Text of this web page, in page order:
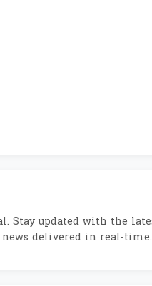
Stay updated with the
delivered in real-time.